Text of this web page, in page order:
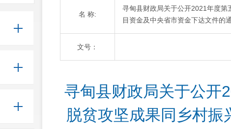
名 称:
寻甸县财政局关于公开2021年度第
目资金及中央省市资金下达文件的
文号：
寻甸县财政局关于公开
脱贫攻坚成果同乡村